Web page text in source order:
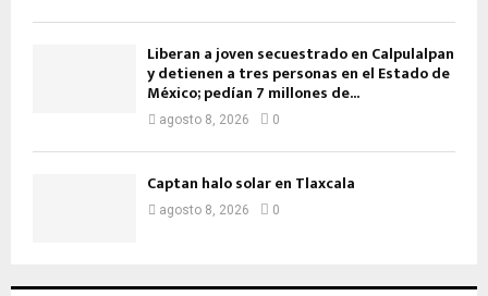
Liberan a joven secuestrado en Calpulalpan
y detienen a tres personas en el Estado de
México; pedían 7 millones de...
agosto 8, 2026 0
Captan halo solar en Tlaxcala
agosto 8, 2026 0